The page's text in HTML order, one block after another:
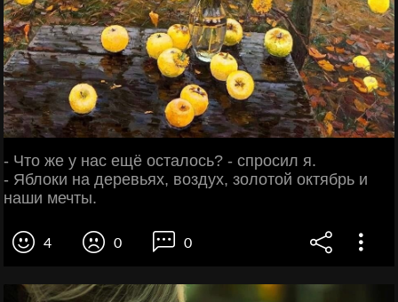
- Что же у нас ещё осталось? - спросил я.
- Яблоки на деревьях, воздух, золотой октябрь и
наши мечты.
4 0 0